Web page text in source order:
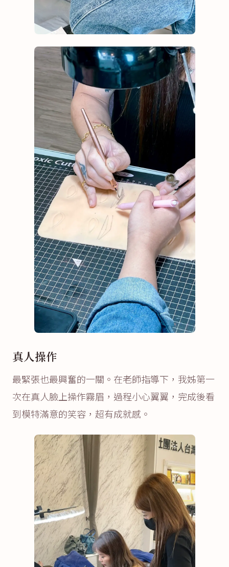
真人操作
最緊張也最興奮的一關。在老師指導下，我姊第一
次在真人臉上操作霧眉，過程小心翼翼，完成後看
到模特滿意的笑容，超有成就感。